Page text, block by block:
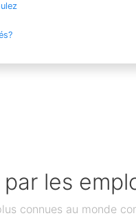
les
connues au monde